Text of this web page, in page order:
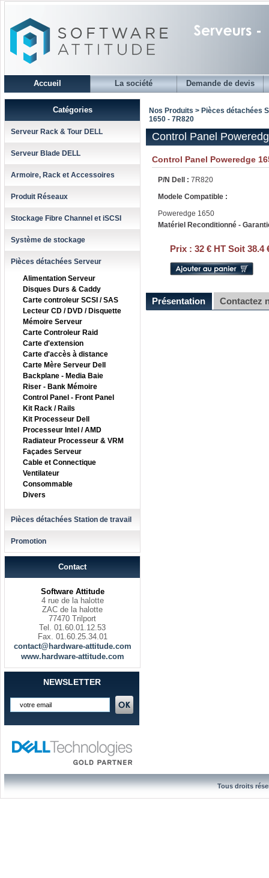
Accueil La société Demande de devis
Catégories
Serveur Rack & Tour DELL
Serveur Blade DELL
Armoire, Rack et Accessoires
Produit Réseaux
Stockage Fibre Channel et iSCSI
Système de stockage
Pièces détachées Serveur
Alimentation Serveur
Disques Durs & Caddy
Carte controleur SCSI / SAS
Lecteur CD / DVD / Disquette
Mémoire Serveur
Carte Controleur Raid
Carte d'extension
Carte d'accès à distance
Carte Mère Serveur Dell
Backplane - Media Baie
Riser - Bank Mémoire
Control Panel - Front Panel
Kit Rack / Rails
Kit Processeur Dell
Processeur Intel / AMD
Radiateur Processeur & VRM
Façades Serveur
Cable et Connectique
Ventilateur
Consommable
Divers
Pièces détachées Station de travail
Promotion
Contact
Software Attitude
4 rue de la halotte
ZAC de la halotte
77470 Trilport
Tel. 01.60.01.12.53
Fax. 01.60.25.34.01
contact@hardware-attitude.com
www.hardware-attitude.com
NEWSLETTER
Nos Produits > Pièces détachées
1650 - 7R820
Control Panel
Control Panel Poweredge
P/N Dell : 7R820
Modele Compatible :
Poweredge 1650
Matériel Reconditionné -
Prix : 32 € HT Soit 38.4
Présentation Contactez
Tous droits